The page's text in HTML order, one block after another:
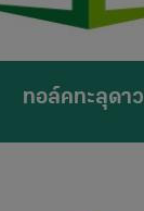
ทอล์คทะลุดาว